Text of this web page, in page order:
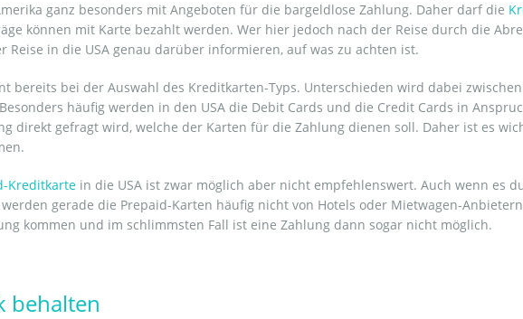
ganz besonders mit Angeboten für die bargeldlose Zahlung. Daher darf die
können mit Karte bezahlt werden. Wer hier jedoch nach der Reise durch die
Reise in die USA genau darüber informieren, auf was zu achten ist.
bereits bei der Auswahl des Kreditkarten-Typs. Unterschieden wird dabei
häufig werden in den USA die Debit Cards und die Credit Cards in
direkt gefragt wird, welche der Karten für die Zahlung dienen soll. Daher ist es
Kreditkarte in die USA ist zwar möglich aber nicht empfehlenswert. Auch wenn es
gerade die Prepaid-Karten häufig nicht von Hotels oder Mietwagen-
kommen und im schlimmsten Fall ist eine Zahlung dann sogar nicht möglich.
behalten